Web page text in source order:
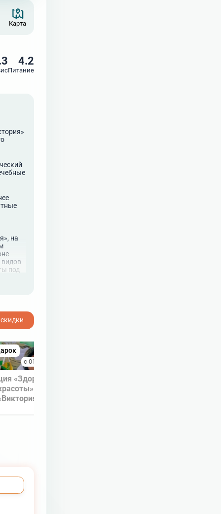
Карта
4.2
Питание
на
видов
под
с 01.03.2026 по 31.03.2026
«Здоровье — основа
в санатории
Ессентуки